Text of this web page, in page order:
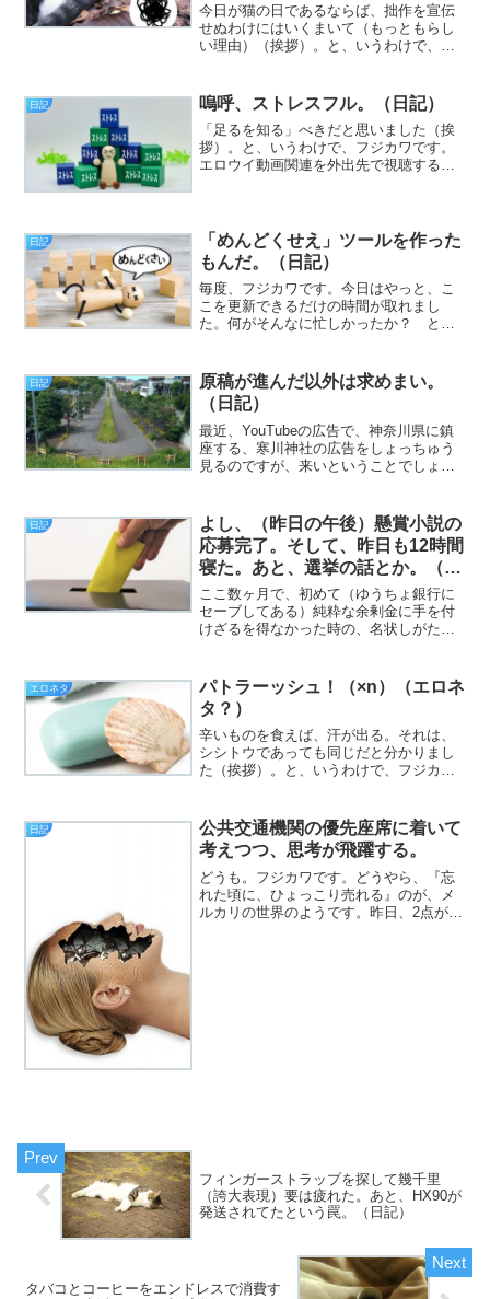
今日が猫の日であるならば、拙作を宣伝
せぬわけにはいくまいて（もっともらし
い理由）（挨拶）。と、いうわけで、フ
トラ地味な内職で、じゃあ逆にと創作方
面を考えていた火曜日...
日記 嗚呼、ストレスフル。（日記）
「足るを知る」べきだと思いました（挨
拶）。と、いうわけで、フジカワです。
エロウイ動画関連を外出先で視聴する場
日、皆様いかがお過ごし...
日記
「めんどくせえ」ツールを作った
もんだ。（日記）
毎度、フジカワです。今日はやっと、こ
こを更新できるだけの時間が取れまし
た。何がそんなに忙しかったか？ とい
アップとバグフィクスの作業です。おか
げさま...
日記
原稿が進んだ以外は求めまい。
（日記）
最近、YouTubeの広告で、神奈川県に鎮
座する、寒川神社の広告をしょっちゅう
見るのですが、来いということでしょう
うわけで、フジカワです。ここしばらく
引きこもってい...
日記
よし、（昨日の午後）懸賞小説の
応募完了。そして、昨日も12時間
寝た。あと、選挙の話とか。（日
記）
ここ数ヶ月で、初めて（ゆうちょ銀行に
セーブしてある）純粋な余剰金に手を付
けざるを得なかった時の、名状しがたい
から出金した千円なんですが、思いのほ
か早くにシャグ用フィルター...
エロネタ
パトラーッシュ！（×n）（エロネ
タ？）
辛いものを食えば、汗が出る。それは、
シシトウであっても同じだと分かりまし
た（挨拶）。と、いうわけで、フジカワ
に「イラッ☆」では済まない水曜日、皆
様いかがお過ごしでしょう...
日記
公共交通機関の優先座席に着いて
考えつつ、思考が飛躍する。
どうも。フジカワです。どうやら、『忘
れた頃に、ひょっこり売れる』のが、メ
ルカリの世界のようです。昨日、2点が新
フィンガーストラップを探して幾千里
（誇大表現）要は疲れた。あと、HX90が
発送されてたという罠。（日記）
タバコとコーヒーをエンドレスで消費す